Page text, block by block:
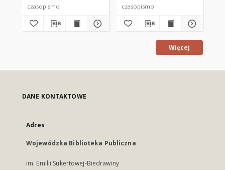
czasopismo czasopismo
Więcej
DANE KONTAKTOWE
Adres
Wojewódzka Biblioteka Publiczna
im. Emilii Sukertowej-Biedrawiny